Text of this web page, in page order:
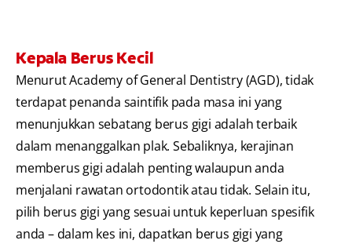
Kepala Berus Kecil
Menurut Academy of General Dentistry (AGD), tidak
terdapat penanda saintifik pada masa ini yang
menunjukkan sebatang berus gigi adalah terbaik
dalam menanggalkan plak. Sebaliknya, kerajinan
memberus gigi adalah penting walaupun anda
menjalani rawatan ortodontik atau tidak. Selain itu,
pilih berus gigi yang sesuai untuk keperluan spesifik
anda – dalam kes ini, dapatkan berus gigi yang